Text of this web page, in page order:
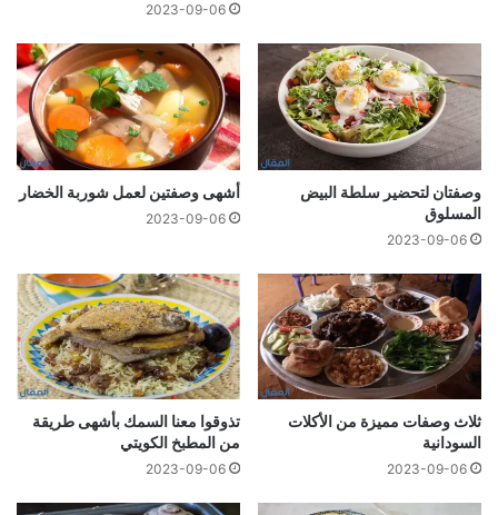
2023-09-06
وصفتان لتحضير سلطة البيض
المسلوق
2023-09-06
أشهى وصفتين لعمل شوربة الخضار
2023-09-06
ثلاث وصفات مميزة من الأكلات
السودانية
2023-09-06
تذوقوا معنا السمك بأشهى طريقة
من المطبخ الكويتي
2023-09-06